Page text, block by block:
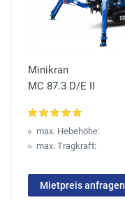
Minikran
MC 87.3 D/E II
max. Hebehöhe:
max. Tragkraft:
Mietpreis anfragen